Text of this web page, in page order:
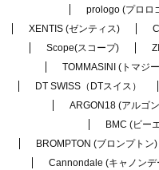
prologo (プロロ
XENTIS (ゼンティス)
Scope(スコープ)
TOMMASINI (トマジ
DT SWISS（DTスイス）
ARGON18 (アルゴ
BMC (ビー
BROMPTON (ブロンプトン)
Cannondale (キャノンデ